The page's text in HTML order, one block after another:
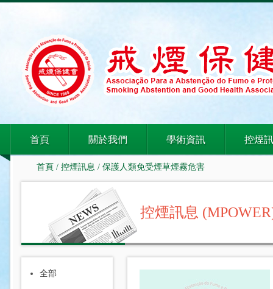
首頁 關於我們 學術資訊 控煙
首頁 / 控煙訊息 / 保護人類免受煙草煙霧危害
控煙訊息
全部